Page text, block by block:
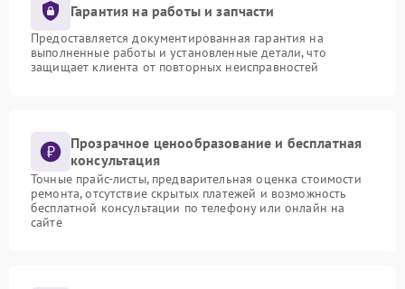
Гарантия на работы и запчасти
Предоставляется документированная гарантия на
выполненные работы и установленные детали, что
защищает клиента от повторных неисправностей
Прозрачное ценообразование и бесплатная
консультация
Точные прайс-листы, предварительная оценка стоимости
ремонта, отсутствие скрытых платежей и возможность
бесплатной консультации по телефону или онлайн на
сайте